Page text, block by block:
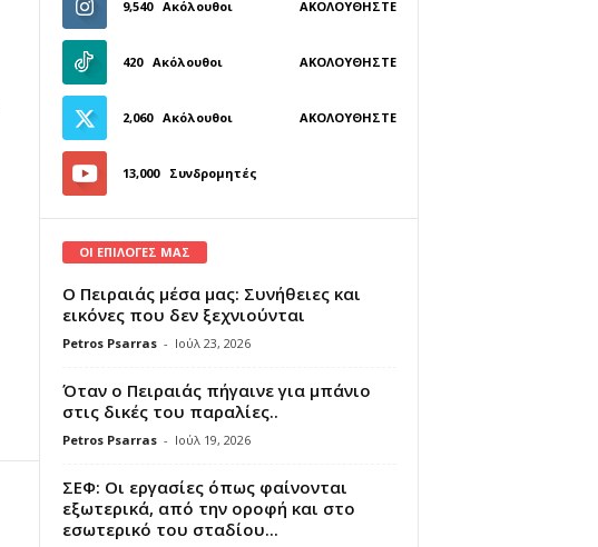
9,540 Ακόλουθοι ΑΚΟΛΟΥΘΉΣΤΕ
420 Ακόλουθοι ΑΚΟΛΟΥΘΉΣΤΕ
2,060 Ακόλουθοι ΑΚΟΛΟΥΘΉΣΤΕ
13,000 Συνδρομητές
ΓΊΝΕΤΕ ΣΥΝΔΡΟΜΗΤΉΣ
ΟΙ ΕΠΙΛΟΓΕΣ ΜΑΣ
Ο Πειραιάς μέσα μας: Συνήθειες και
εικόνες που δεν ξεχνιούνται
Petros Psarras - Ιούλ 23, 2026
Όταν ο Πειραιάς πήγαινε για μπάνιο
στις δικές του παραλίες..
Petros Psarras - Ιούλ 19, 2026
ΣΕΦ: Οι εργασίες όπως φαίνονται
εξωτερικά, από την οροφή και στο
εσωτερικό του σταδίου...